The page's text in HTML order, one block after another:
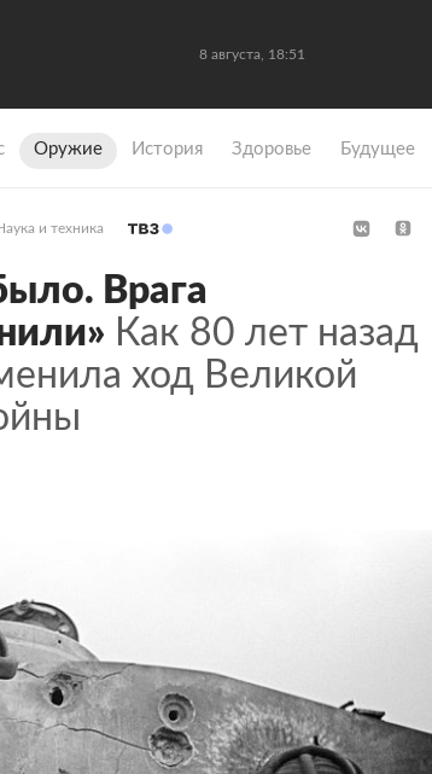
8 августа, 18:51
Оружие История Здоровье Будущее
и техника
Врага
Как 80 лет назад
ход Великой